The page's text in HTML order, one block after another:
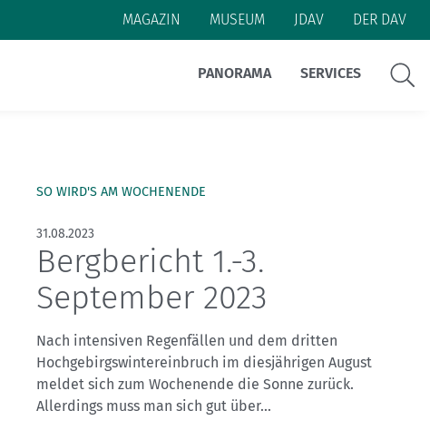
MAGAZIN MUSEUM JDAV DER DAV
Alpine Klassiker Ausrüstung
BergwanderCheck
Expeditionskader Inklusion
Sicherheitsforschung Skimo
Skitouren: So geht's Tourenplanung
Alpenüberquerung
Ausrüstung
Kleidung Mittelgebirge
Wege Wetter
Essen und Trinken Hüttenrezepte
Mehrtagestour
Anreise Naturschutz
Nachhaltigkeit Wetter
#natürlichauftour
#natürlichklettern Menschen
Alpinismus Berge digital
Bücher & Führer
Inklusion
PANORAMA SERVICES Suche
SO WIRD'S AM WOCHENENDE
31.08.2023
Bergbericht 1.-3.
September 2023
Nach intensiven Regenfällen und dem dritten
Hochgebirgswintereinbruch im diesjährigen August
meldet sich zum Wochenende die Sonne zurück.
Allerdings muss man sich gut über...